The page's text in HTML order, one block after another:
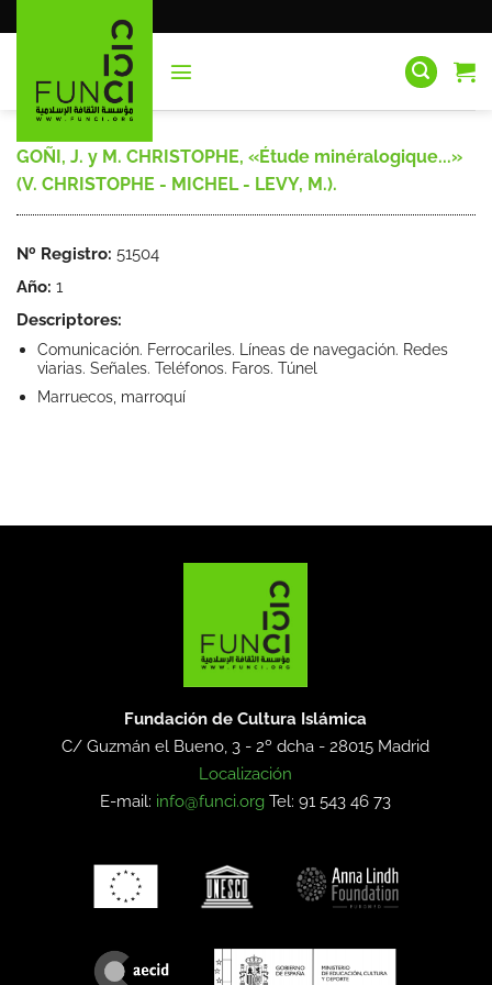
al
GOÑI, J. y M. CHRISTOPHE, «Étude minéralogique...»
(V. CHRISTOPHE - MICHEL - LEVY, M.).
Nº Registro: 51504
Año: 1
Descriptores:
Comunicación. Ferrocariles. Líneas de navegación. Redes
viarias. Señales. Teléfonos. Faros. Túnel
Marruecos, marroquí
Fundación de Cultura Islámica
C/ Guzmán el Bueno, 3 - 2º dcha -28015 Madrid
Localización
E-mail: info@funci.org Tel: 91 543 46 73